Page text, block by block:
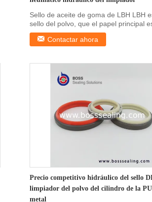
Sello de aceite de goma de LBH LBH
sello del polvo, que el papel principal
prevenir el ...
Contactar ahora
Precio competitivo hidráulico del sello
limpiador del polvo del cilindro de la
metal